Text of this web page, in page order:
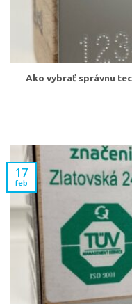
Ako vybrať správnu
17
feb